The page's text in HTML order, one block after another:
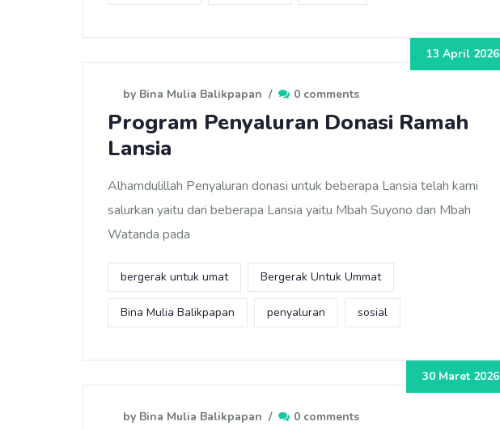
13 April 2026
by Bina Mulia Balikpapan / 0 comments
Program Penyaluran Donasi Ramah
Lansia
Alhamdulillah Penyaluran donasi untuk beberapa Lansia telah kami
salurkan yaitu dari beberapa Lansia yaitu Mbah Suyono dan Mbah
Watanda pada
bergerak untuk umat Bergerak Untuk Ummat
Bina Mulia Balikpapan penyaluran sosial
30 Maret 2026
by Bina Mulia Balikpapan / 0 comments